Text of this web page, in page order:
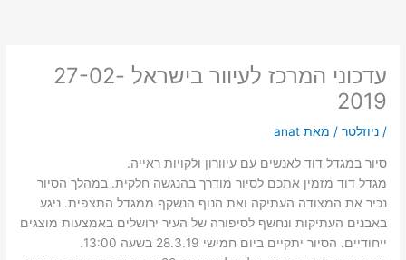
עדכוני המרכז לעיוור בישראל 27-02-
2019
/ניוזלטר / מאתanat
סיור במגדל דוד לאנשים עם עיוורון ולקויות ראייה.
מגדל דוד מזמין אתכם לסיור מודרך בהנגשה חלקית. במהלך הסיור
נכיר את המצודה העתיקה ואת הנוף הנשקף ממגדל התצפית. ניגע
באבנים העתיקות ונחשף לסיפורה של העיר ירושלים באמצעות מוצגים
ייחודיים. הסיור יתקיים ביום חמישי 28.3.19 בשעה 13:00.